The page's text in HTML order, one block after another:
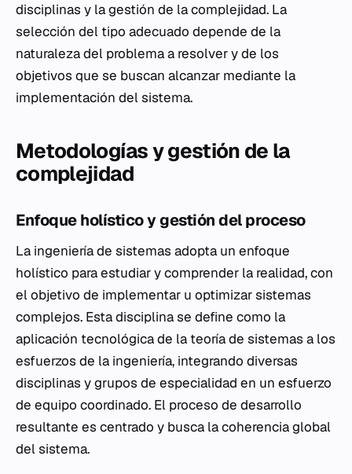
disciplinas y la gestión de la complejidad. La
selección del tipo adecuado depende de la
naturaleza del problema a resolver y de los
objetivos que se buscan alcanzar mediante la
implementación del sistema.
Metodologías y gestión de la
complejidad
Enfoque holístico y gestión del proceso
La ingeniería de sistemas adopta un enfoque
holístico para estudiar y comprender la realidad, con
el objetivo de implementar u optimizar sistemas
complejos. Esta disciplina se define como la
aplicación tecnológica de la teoría de sistemas a los
esfuerzos de la ingeniería, integrando diversas
disciplinas y grupos de especialidad en un esfuerzo
de equipo coordinado. El proceso de desarrollo
resultante es centrado y busca la coherencia global
del sistema.